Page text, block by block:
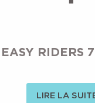
EASY RIDERS
LIRE LA